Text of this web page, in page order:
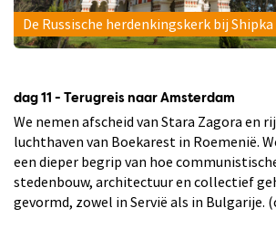
De Russische herdenkingskerk bij Shipka
dag 11 - Terugreis naar Amsterdam
We nemen afscheid van Stara Zagora en
luchthaven van Boekarest in Roemenië.
een dieper begrip van hoe
stedenbouw, architectuur en collectief
gevormd, zowel in Servië als in Bulgarije.